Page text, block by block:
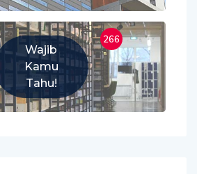
Wajib
Kamu
Tahu!
266